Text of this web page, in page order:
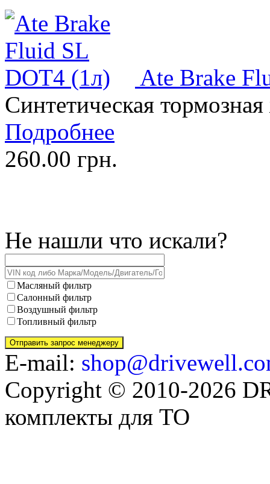
Ate Brake
Синтетическая
Подробнее
260.00 грн.
Не нашли что искали?
Масляный фильтр
Салонный фильтр
Воздушный фильтр
Топливный фильтр
E-mail:
Copyright © 2010-2026
комплекты для ТО